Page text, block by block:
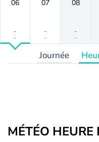
06
-
-
07
-
-
08
-
-
Journée
MÉTÉO HEURE